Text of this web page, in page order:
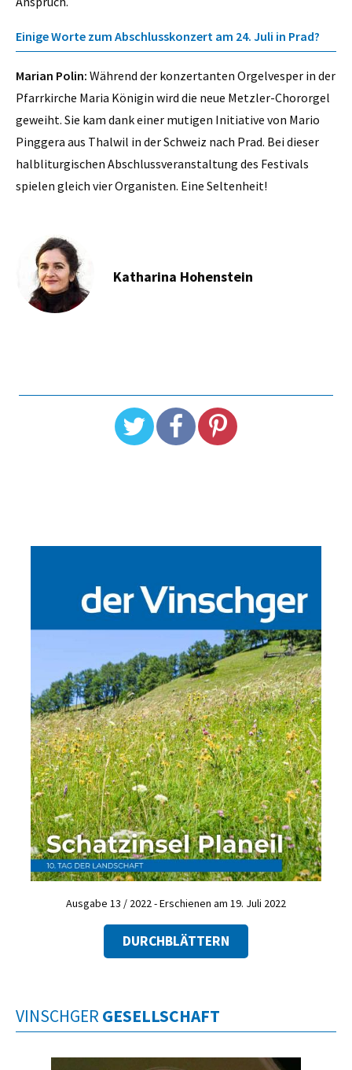
Einige Worte zum Abschlusskonzert am 24. Juli in Prad?
Marian Polin: Während der konzertanten Orgelvesper in der
Pfarrkirche Maria Königin wird die neue Metzler-Chororgel
geweiht. Sie kam dank einer mutigen Initiative von Mario
Pinggera aus Thalwil in der Schweiz nach Prad. Bei dieser
halbliturgischen Abschlussveranstaltung des Festivals
spielen gleich vier Organisten. Eine Seltenheit!
Katharina Hohenstein
Ausgabe 13 / 2022 - Erschienen am 19. Juli 2022
DURCHBLÄTTERN
VINSCHGER GESELLSCHAFT